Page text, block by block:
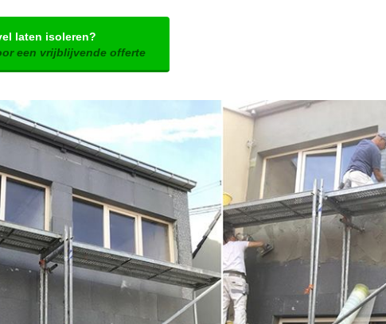
laten isoleren?
een vrijblijvende offerte